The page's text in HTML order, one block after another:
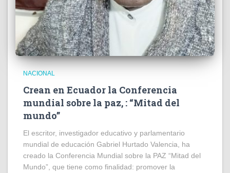
NACIONAL
Crean en Ecuador la Conferencia
mundial sobre la paz, : “Mitad del
mundo”
El escritor, investigador educativo y parlamentario
mundial de educación Gabriel Hurtado Valencia, ha
creado la Conferencia Mundial sobre la PAZ “Mitad del
Mundo”, que tiene como finalidad: promover la